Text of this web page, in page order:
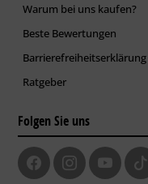
Warum bei uns kaufen?
Beste Bewertungen
Barrierefreiheitserklärung
Ratgeber
Folgen Sie uns